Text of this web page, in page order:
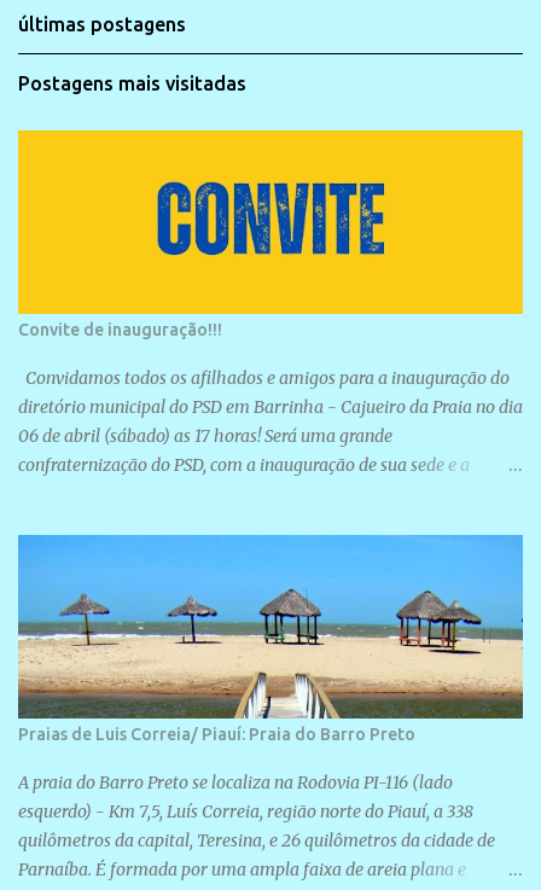
últimas postagens
Postagens mais visitadas
Convite de inauguração!!!
Convidamos todos os afilhados e amigos para a inauguração do
diretório municipal do PSD em Barrinha - Cajueiro da Praia no dia
06 de abril (sábado) as 17 horas! Será uma grande
confraternização do PSD, com a inauguração de sua sede e a
Praias de Luis Correia/ Piauí: Praia do Barro Preto
A praia do Barro Preto se localiza na Rodovia PI-116 (lado
esquerdo) - Km 7,5, Luís Correia, região norte do Piauí, a 338
quilômetros da capital, Teresina, e 26 quilômetros da cidade de
Parnaíba. É formada por uma ampla faixa de areia plana e